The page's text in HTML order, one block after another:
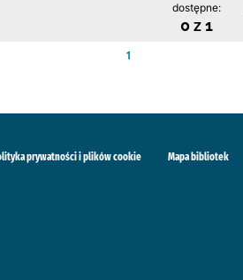
dostępne:
0 z 1
1
prywatności i plików cookie Mapa bibliotek